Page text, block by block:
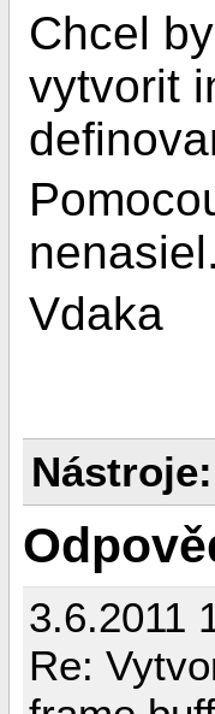
Chcel
vytvorit
Vdaka
Nástroje:
3.6.2011
Re: